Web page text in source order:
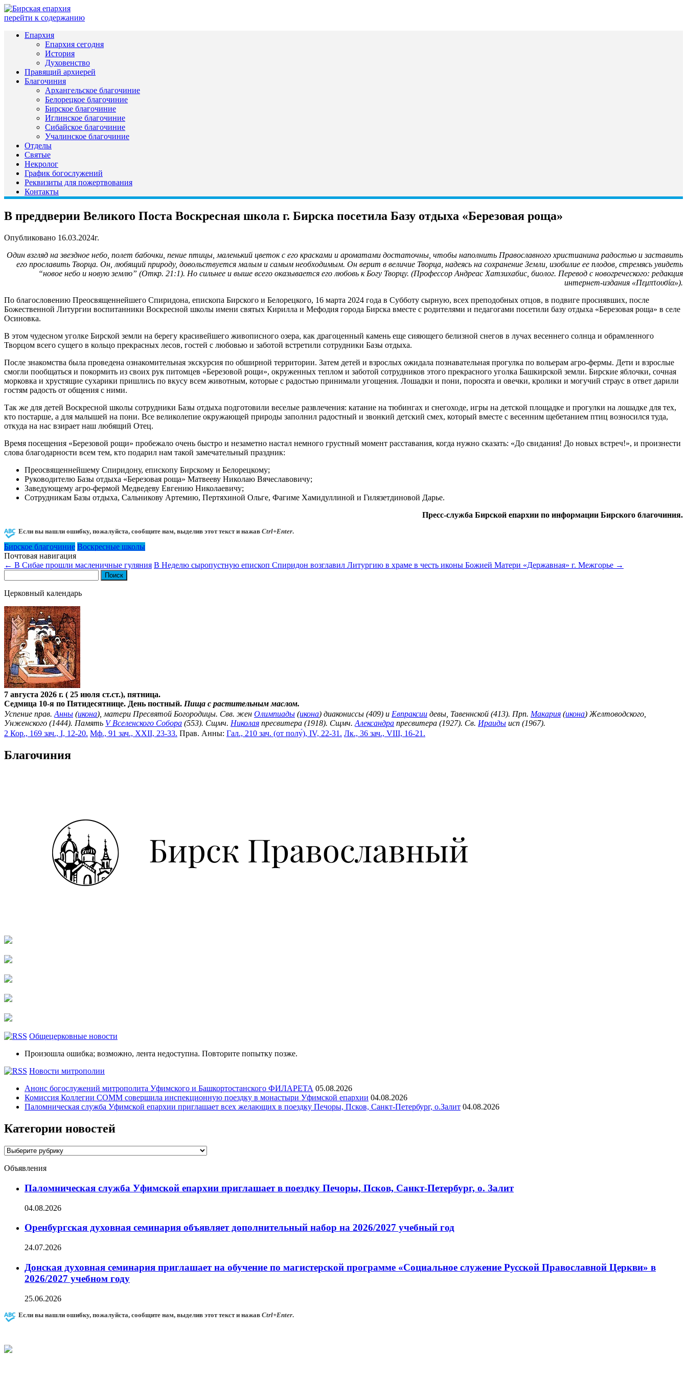
перейти к содержанию
Епархия
Епархия сегодня
История
Духовенство
Правящий архиерей
Благочиния
Архангельское благочиние
Белорецкое благочиние
Бирское благочиние
Иглинское благочиние
Сибайское благочиние
Учалинское благочиние
Отделы
Святые
Некролог
График богослужений
Реквизиты для пожертвования
Контакты
В преддверии Великого Поста Воскресная школа г. Бирска посетила Базу отдыха «Березовая роща»
Опубликовано 16.03.2024г.
Один взгляд на звездное небо, полет бабочки, пение птицы, маленький цветок с его красками и ароматами достаточны, чтобы наполнить Православного христианина радостью и заставить
его прославить Творца. Он, любящий природу, довольствуется малым и самым необходимым. Он верит в величие Творца, надеясь на сохранение Земли, изобилие ее плодов, стремясь увидеть
“новое небо и новую землю” (Откр. 21:1). Но сильнее и выше всего оказывается его любовь к Богу Творцу. (Профессор Андреас Хатзихабис, биолог. Перевод с новогреческого: редакция
интернет-издания «Πεμπτουσία»).
По благословению Преосвященнейшего Спиридона, епископа Бирского и Белорецкого, 16 марта 2024 года в Субботу сырную, всех преподобных отцов, в подвиге просиявших, после
Божественной Литургии воспитанники Воскресной школы имени святых Кирилла и Мефодия города Бирска вместе с родителями и педагогами посетили базу отдыха «Березовая роща» в селе
Осиновка.
В этом чудесном уголке Бирской земли на берегу красивейшего живописного озера, как драгоценный камень еще сияющего белизной снегов в лучах весеннего солнца и обрамленного
Творцом всего сущего в кольцо прекрасных лесов, гостей с любовью и заботой встретили сотрудники Базы отдыха.
После знакомства была проведена ознакомительная экскурсия по обширной территории. Затем детей и взрослых ожидала познавательная прогулка по вольерам агро-фермы. Дети и взрослые
смогли пообщаться и покормить из своих рук питомцев «Березовой рощи», окруженных теплом и заботой сотрудников этого прекрасного уголка Башкирской земли. Бирские яблочки, сочная
морковка и хрустящие сухарики пришлись по вкусу всем животным, которые с радостью принимали угощения. Лошадки и пони, поросята и овечки, кролики и могучий страус в ответ дарили
гостям радость от общения с ними.
Так же для детей Воскресной школы сотрудники Базы отдыха подготовили веселые развлечения: катание на тюбингах и снегоходе, игры на детской площадке и прогулки на лошадке для тех,
кто постарше, а для малышей на пони. Все великолепие окружающей природы заполнил радостный и звонкий детский смех, который вместе с весенним щебетанием птиц возносился туда,
откуда на нас взирает наш любящий Отец.
Время посещения «Березовой рощи» пробежало очень быстро и незаметно настал немного грустный момент расставания, когда нужно сказать: «До свидания! До новых встреч!», и произнести
слова благодарности всем тем, кто подарил нам такой замечательный праздник:
Преосвященнейшему Спиридону, епископу Бирскому и Белорецкому;
Руководителю Базы отдыха «Березовая роща» Матвееву Николаю Вячеславовичу;
Заведующему агро-фермой Медведеву Евгению Николаевичу;
Сотрудникам Базы отдыха, Сальникову Артемию, Пертяхиной Ольге, Фагиме Хамидуллиной и Гилязетдиновой Дарье.
Пресс-служба Бирской епархии по информации Бирского благочиния.
Если вы нашли ошибку, пожалуйста, сообщите нам, выделив этот текст и нажав Ctrl+Enter.
Бирское благочиние Воскресные школы
Почтовая навигация
← В Сибае прошли масленичные гуляния В Неделю сыропустную епископ Спиридон возглавил Литургию в храме в честь иконы Божией Матери «Державная» г. Межгорье →
Церковный календарь
7 августа 2026 г. ( 25 июля ст.ст.), пятница.
Седмица 10-я по Пятидесятнице. День постный. Пища с растительным маслом.
Успение прав. Анны (икона), матери Пресвятой Богородицы. Свв. жен Олимпиады (икона) диакониссы (409) и Евпраксии девы, Тавеннской (413). Прп. Макария (икона) Желтоводского,
Унженского (1444). Память V Вселенского Собора (553). Сщмч. Николая пресвитера (1918). Сщмч. Александра пресвитера (1927). Св. Ираиды исп (1967).
2 Кор., 169 зач., I, 12-20. Мф., 91 зач., XXII, 23-33. Прав. Анны: Гал., 210 зач. (от полу́), IV, 22-31. Лк., 36 зач., VIII, 16-21.
Благочиния
Общецерковные новости
Произошла ошибка; возможно, лента недоступна. Повторите попытку позже.
Новости митрополии
Анонс богослужений митрополита Уфимского и Башкортостанского ФИЛАРЕТА 05.08.2026
Комиссия Коллегии СОММ совершила инспекционную поездку в монастыри Уфимской епархии 04.08.2026
Паломническая служба Уфимской епархии приглашает всех желающих в поездку Печоры, Псков, Санкт-Петербург, о.Залит 04.08.2026
Категории новостей
Категории
Объявления
Паломническая служба Уфимской епархии приглашает в поездку Печоры, Псков, Санкт-Петербург, о. Залит
04.08.2026
Оренбургская духовная семинария объявляет дополнительный набор на 2026/2027 учебный год
24.07.2026
Донская духовная семинария приглашает на обучение по магистерской программе «Социальное служение Русской Православной Церкви» в
2026/2027 учебном году
25.06.2026
Если вы нашли ошибку, пожалуйста, сообщите нам, выделив этот текст и нажав Ctrl+Enter.